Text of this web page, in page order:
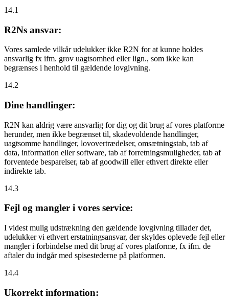
14.1
R2Ns ansvar:
Vores samlede vilkår udelukker ikke R2N for at kunne holdes
ansvarlig fx ifm. grov uagtsomhed eller lign., som ikke kan
begrænses i henhold til gældende lovgivning.
14.2
Dine handlinger:
R2N kan aldrig være ansvarlig for dig og dit brug af vores platforme
herunder, men ikke begrænset til, skadevoldende handlinger,
uagtsomme handlinger, lovovertrædelser, omsætningstab, tab af
data, information eller software, tab af forretningsmuligheder, tab af
forventede besparelser, tab af goodwill eller ethvert direkte eller
indirekte tab.
14.3
Fejl og mangler i vores service:
I videst mulig udstrækning den gældende lovgivning tillader det,
udelukker vi ethvert erstatningsansvar, der skyldes oplevede fejl eller
mangler i forbindelse med dit brug af vores platforme, fx ifm. de
aftaler du indgår med spisestederne på platformen.
14.4
Ukorrekt information: